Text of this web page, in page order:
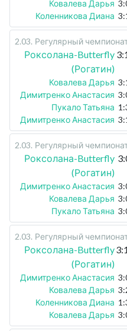
Ковалева Дарья
Коленникова Диана
2.03. Регулярный
Роксолана-Butterfly
(Рогатин)
Ковалева Дарья
Димитренко Анастасия
Пукало Татьяна
Димитренко Анастасия
2.03. Регулярный
Роксолана-Butterfly
(Рогатин)
Димитренко Анастасия
Ковалева Дарья
Пукало Татьяна
2.03. Регулярный
Роксолана-Butterfly
(Рогатин)
3:1
Димитренко Анастасия
Ковалева Дарья
Коленникова Диана
Ковалева Дарья